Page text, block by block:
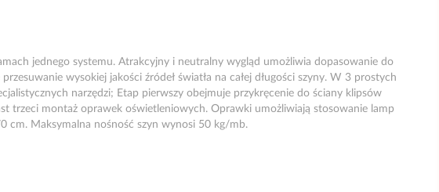
jednego systemu. Atrakcyjny i neutralny wygląd umożliwia dopasowanie do
wysokiej jakości źródeł światła na całej długości szyny. W 3 prostych
narzędzi; Etap pierwszy obejmuje przykręcenie do ściany klipsów
trzeci montaż oprawek oświetleniowych. Oprawki umożliwiają stosowanie lamp
cm. Maksymalna nośność szyn wynosi 50 kg/mb.